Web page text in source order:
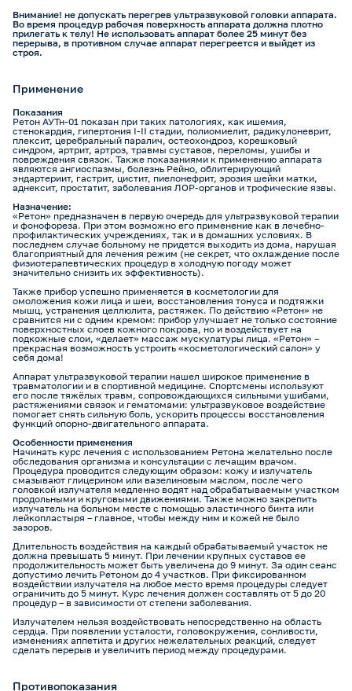
Внимание! не допускать перегрев ультразвуковой головки аппарата.
Во время процедур рабочая поверхность аппарата должна плотно
прилегать к телу! Не использовать аппарат более 25 минут без
перерыва, в противном случае аппарат перегреется и выйдет из
строя.
Применение
Показания
Ретон АУТн-01 показан при таких патологиях, как ишемия,
стенокардия, гипертония I-II стадии, полиомиелит, радикулоневрит,
плексит, церебральный паралич, остеохондроз, корешковый
синдром, артрит, артроз, травмы суставов, переломы, ушибы и
повреждения связок. Также показаниями к применению аппарата
являются ангиоспазмы, болезнь Рейно, облитерирующий
эндартериит, гастрит, цистит, пиелонефрит, эрозия шейки матки,
аднексит, простатит, заболевания ЛОР-органов и трофические язвы.
Назначение:
«Ретон» предназначен в первую очередь для ультразвуковой терапии
и фонофореза. При этом возможно его применение как в лечебно-
профилактических учреждениях, так и в домашних условиях. В
последнем случае больному не придется выходить из дома, нарушая
благоприятный для лечения режим (не секрет, что охлаждение после
физиотерапевтических процедур в холодную погоду может
значительно снизить их эффективность).
Также прибор успешно применяется в косметологии для
омоложения кожи лица и шеи, восстановления тонуса и подтяжки
мышц, устранения целлюлита, растяжек. По действию «Ретон» не
сравнится ни с одним кремом: прибор улучшает не только состояние
поверхностных слоев кожного покрова, но и воздействует на
подкожные слои, «делает» массаж мускулатуры лица. «Ретон» –
прекрасная возможность устроить «косметологический салон» у
себя дома!
Аппарат ультразвуковой терапии нашел широкое применение в
травматологии и в спортивной медицине. Спортсмены используют
его после тяжёлых травм, сопровождающихся сильными ушибами,
растяжениями связок и гематомами: ультразвуковое воздействие
помогает снять сильную боль, ускорить процессы восстановления
функций опорно-двигательного аппарата.
Особенности применения
Начинать курс лечения с использованием Ретона желательно после
обследования организма и консультации с лечащим врачом.
Процедура проводится следующим образом: кожу и излучатель
смазывают глицерином или вазелиновым маслом, после чего
головкой излучателя медленно водят над обрабатываемым участком
продольными и круговыми движениями. Также можно закрепить
излучатель на больном месте с помощью эластичного бинта или
лейкопластыря – главное, чтобы между ним и кожей не было
зазоров.
Длительность воздействия на каждый обрабатываемый участок не
должна превышать 5 минут. При лечении крупных суставов ее
продолжительность может быть увеличена до 9 минут. За один сеанс
допустимо лечить Ретоном до 4 участков. При фиксированном
воздействии излучателя на любое место время процедуры следует
ограничить до 5 минут. Курс лечения должен составлять от 5 до 20
процедур – в зависимости от степени заболевания.
Излучателем нельзя воздействовать непосредственно на область
сердца. При появлении усталости, головокружения, сонливости,
изменениях аппетита и других нежелательных реакций, следует
сделать перерыв и увеличить период между процедурами.
Противопоказания